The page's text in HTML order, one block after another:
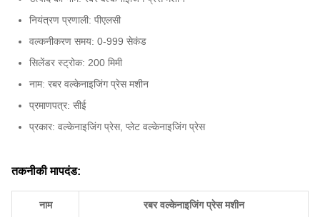
नियंत्रण प्रणाली: पीएलसी
वल्कनीकरण समय: 0-999 सेकंड
सिलेंडर स्ट्रोक: 200 मिमी
नाम: रबर वल्केनाइजिंग प्रेस मशीन
प्रमाणपत्र: सीई
प्रकार: वल्केनाइजिंग प्रेस, प्लेट वल्केनाइजिंग प्रेस
तकनीकी मापदंड:
नाम रबर वल्केनाइजिंग प्रेस मशीन